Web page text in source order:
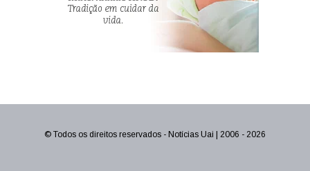
© Todos os direitos reservados - Notícias Uai | 2006 - 2026